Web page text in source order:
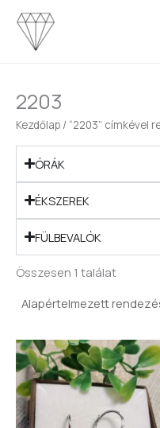
Skip
content
2203
Kezdőlap / “2203” címkével
ÓRÁK
ÉKSZEREK
FÜLBEVALÓK
Összesen 1 találat